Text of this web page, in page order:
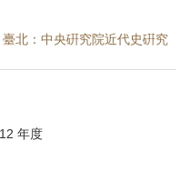
北：中央硏究院近代史硏究
年度